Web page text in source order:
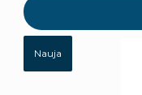
Nauja